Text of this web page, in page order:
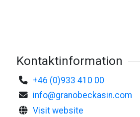
Kontaktinformation
+46 (0)933 410 00
info@granobeckasin.com
Visit website